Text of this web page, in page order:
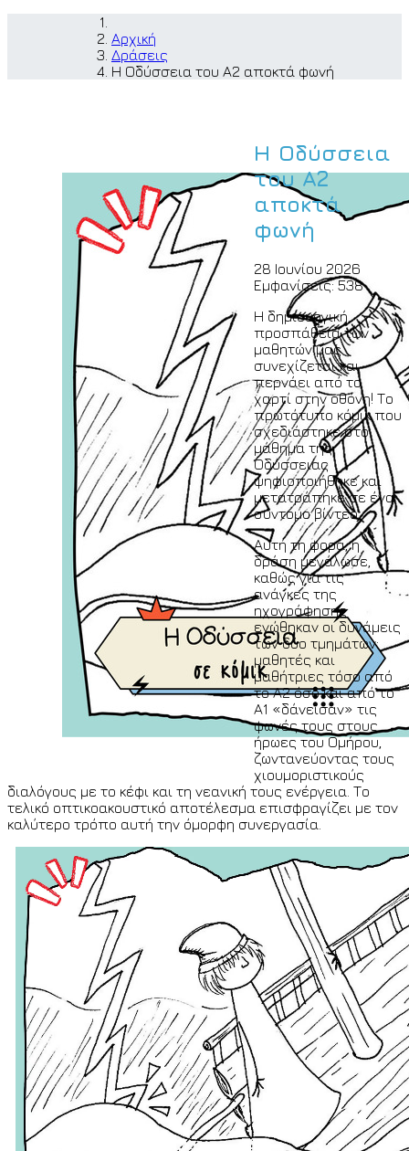
Αρχική
Δράσεις
Η Οδύσσεια του Α2 αποκτά φωνή
Η Οδύσσεια
του Α2
αποκτά
φωνή
28 Ιουνίου 2026
Εμφανίσεις: 538
Η δημιουργική
προσπάθεια των
μαθητών μας
συνεχίζεται και
περνάει από το
χαρτί στην οθόνη! Το
πρωτότυπο κόμικ που
σχεδιάστηκε στο
μάθημα της
Οδύσσειας
ψηφιοποιήθηκε και
μετατράπηκε σε ένα
σύντομο βίντεο.
Αυτή τη φορά, η
δράση μεγάλωσε,
καθώς για τις
ανάγκες της
ηχογράφησης
ενώθηκαν οι δυνάμεις
των δύο τμημάτων:
μαθητές και
μαθήτριες τόσο από
το Α2 όσο και από το
Α1 «δάνεισαν» τις
φωνές τους στους
ήρωες του Ομήρου,
ζωντανεύοντας τους
χιουμοριστικούς
διαλόγους με το κέφι και τη νεανική τους ενέργεια. Το
τελικό οπτικοακουστικό αποτέλεσμα επισφραγίζει με τον
καλύτερο τρόπο αυτή την όμορφη συνεργασία.